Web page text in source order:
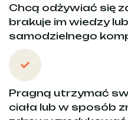
Chcą odżywiać się
brakuje im wiedzy
samodzielnego
Pragną utrzymać
ciała lub w sposób